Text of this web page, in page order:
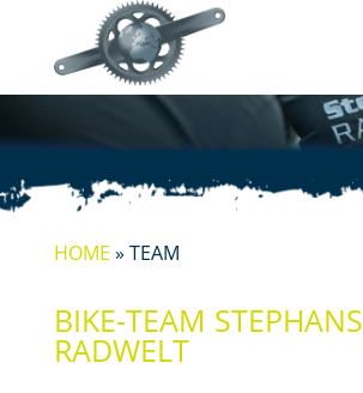
HOME » TEAM
BIKE-TEAM STEPHANS
RADWELT